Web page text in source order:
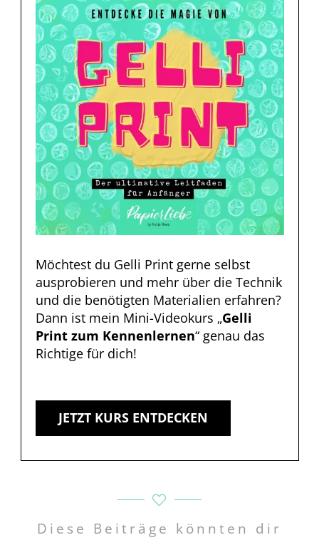
Möchtest du Gelli Print gerne selbst
ausprobieren und mehr über die Technik
und die benötigten Materialien erfahren?
Dann ist mein Mini-Videokurs „Gelli
Print zum Kennenlernen“genau das
Richtige für dich!
JETZT KURS ENTDECKEN
Diese Beiträge könnten dir